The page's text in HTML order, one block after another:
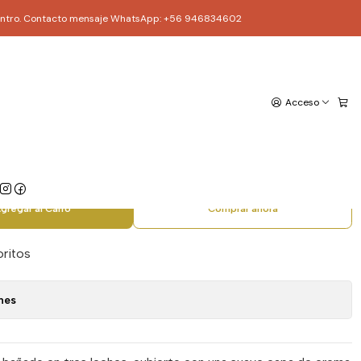
Acceso
Contacto mensaje WhatsApp: +56 946834602
al Carro Comprar ahora